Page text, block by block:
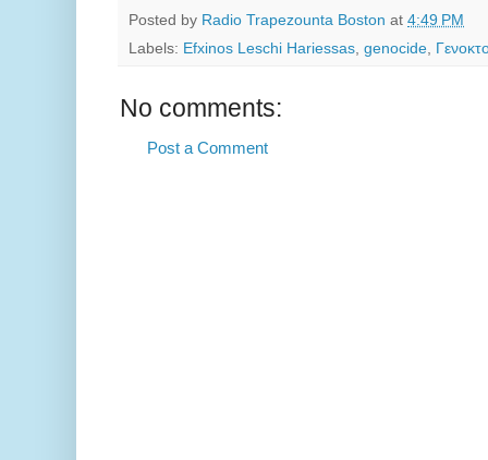
Posted by Radio Trapezounta Boston at 4:49 PM
Labels: Efxinos Leschi Hariessas, genocide,
No comments:
Post a Comment